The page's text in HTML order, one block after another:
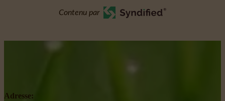
Contenu par
Adresse: